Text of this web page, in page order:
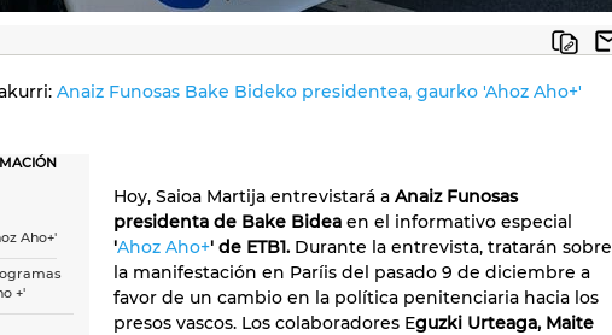
Anaiz Funosas Bake Bideko presidentea, gaurko 'Ahoz Aho+'
Aho+'
+'
Hoy, Saioa Martija entrevistará a Anaiz Funosas
presidenta de Bake Bidea en el informativo especial
'Ahoz Aho+' de ETB1. Durante la entrevista, tratarán sobre
la manifestación en Paríis del pasado 9 de diciembre a
favor de un cambio en la política penitenciaria hacia los
presos vascos. Los colaboradores Eguzki Urteaga, Maite